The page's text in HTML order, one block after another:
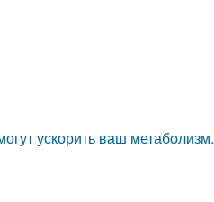
ускорить ваш метаболизм.